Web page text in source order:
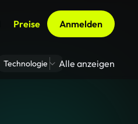
Preise Anmelden
Technologie Zoom Virtuelle
Alle anzeigen